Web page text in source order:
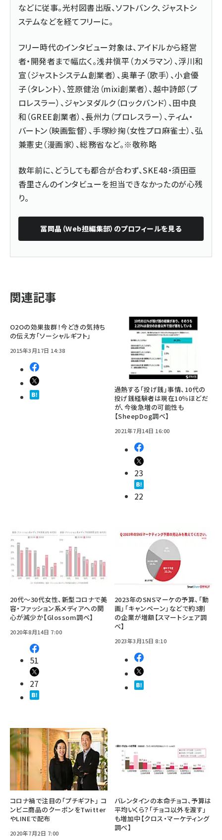
などに従事。光村図書出版、ソフトバンク、ジャストシ
ステムなどを経てフリーに。
フリー時代のインタビュー対象は、アイドルから経営
者・開発者まで幅広く。浅井愼平（カメラマン）、浮川和
宣（ジャストシステム創業者）、奥華子（歌手）、小倉優
子（タレント）、笠原健治（mixi創業者）、越中詩郎（プ
ロレスラー）、ジャンヌダルク（ロックバンド）、田中良
和（GREE創業者）、長州力（プロレスラー）、ティム・
バートン（映画監督）、手塚紗掬（女性プロ麻雀士）、弘
兼憲史（漫画家）、総務省など。※敬称略
数年前に、どうしても都合が合わず、SKE48・須田亜
香里さんのインタビューを担当できなかったのが心残
り。
冨岡晶（Web担編集部） のプロフィールを見る
関連記事
O2Oの効果抜群！今どきの気持ち
の伝え方「ソーシャルギフト」
2015年3月17日 14:38
過熱する「投げ銭」事情、10代の
投げ銭経験者は現在10％ほどだ
が、今後急増の可能性も
【SheepDog調べ】
2021年7月14日 16:00
23
22
20代～30代女性、新型コロナで美
容・ファッション系メディアへの関
心が減少か【Glossom調べ】
2020年8月14日 7:00
51
27
2023年のSNSマーケの予算、「動
画」「キャンペーン」などで約3割
の企業が増額【スマートシェア調
べ】
2023年3月15日 8:10
コロナ禍で注目の「プチギフト」 コ
ンビニ商品のクーポンをTwitter
やLINEで配布
2020年7月2日 7:00
バレンタインの本命チョコ、予算は
平均いくら？「チョコ以外を渡す」
も増加中【クロス・マーケティング
調べ】